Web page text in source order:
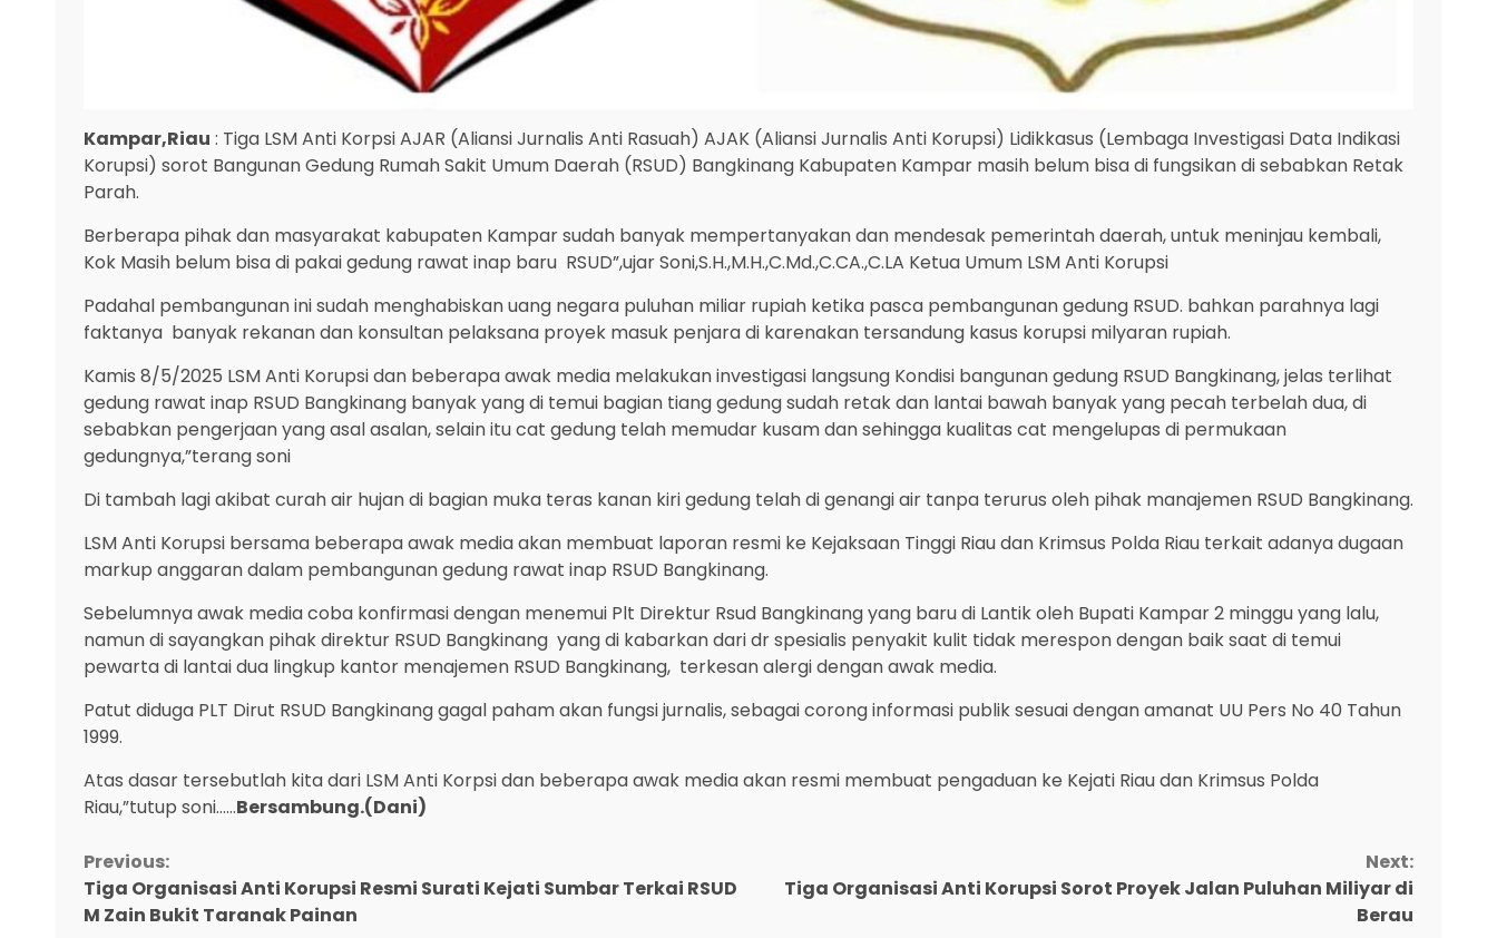
Kampar,Riau : Tiga LSM Anti Korpsi AJAR (Aliansi Jurnalis Anti Rasuah) AJAK (Aliansi Jurnalis Anti Korupsi) Lidikkasus (Lembaga Investigasi Data Indikasi
Korupsi) sorot Bangunan Gedung Rumah Sakit Umum Daerah (RSUD) Bangkinang Kabupaten Kampar masih belum bisa di fungsikan di sebabkan Retak
Parah.
Berberapa pihak dan masyarakat kabupaten Kampar sudah banyak mempertanyakan dan mendesak pemerintah daerah, untuk meninjau kembali,
Kok Masih belum bisa di pakai gedung rawat inap baru RSUD”,ujar Soni,S.H.,M.H.,C.Md.,C.CA.,C.LA Ketua Umum LSM Anti Korupsi
Padahal pembangunan ini sudah menghabiskan uang negara puluhan miliar rupiah ketika pasca pembangunan gedung RSUD. bahkan parahnya lagi
faktanya banyak rekanan dan konsultan pelaksana proyek masuk penjara di karenakan tersandung kasus korupsi milyaran rupiah.
Kamis 8/5/2025 LSM Anti Korupsi dan beberapa awak media melakukan investigasi langsung Kondisi bangunan gedung RSUD Bangkinang, jelas terlihat
gedung rawat inap RSUD Bangkinang banyak yang di temui bagian tiang gedung sudah retak dan lantai bawah banyak yang pecah terbelah dua, di
sebabkan pengerjaan yang asal asalan, selain itu cat gedung telah memudar kusam dan sehingga kualitas cat mengelupas di permukaan
gedungnya,”terang soni
Di tambah lagi akibat curah air hujan di bagian muka teras kanan kiri gedung telah di genangi air tanpa terurus oleh pihak manajemen RSUD Bangkinang.
LSM Anti Korupsi bersama beberapa awak media akan membuat laporan resmi ke Kejaksaan Tinggi Riau dan Krimsus Polda Riau terkait adanya dugaan
markup anggaran dalam pembangunan gedung rawat inap RSUD Bangkinang.
Sebelumnya awak media coba konfirmasi dengan menemui Plt Direktur Rsud Bangkinang yang baru di Lantik oleh Bupati Kampar 2 minggu yang lalu,
namun di sayangkan pihak direktur RSUD Bangkinang yang di kabarkan dari dr spesialis penyakit kulit tidak merespon dengan baik saat di temui
pewarta di lantai dua lingkup kantor menajemen RSUD Bangkinang, terkesan alergi dengan awak media.
Patut diduga PLT Dirut RSUD Bangkinang gagal paham akan fungsi jurnalis, sebagai corong informasi publik sesuai dengan amanat UU Pers No 40 Tahun
1999.
Atas dasar tersebutlah kita dari LSM Anti Korpsi dan beberapa awak media akan resmi membuat pengaduan ke Kejati Riau dan Krimsus Polda
Riau,”tutup soni……Bersambung.(Dani)
Continue
Reading
Previous:
Tiga Organisasi Anti Korupsi Resmi Surati Kejati Sumbar Terkai RSUD
M Zain Bukit Taranak Painan
Next:
Tiga Organisasi Anti Korupsi Sorot Proyek Jalan Puluhan Miliyar di
Berau